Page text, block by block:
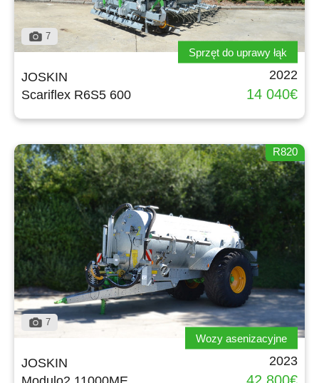
Svenska
中文
Português
Türk
العربية
7
JOSKIN
Scariflex R6S5 600
Sprzęt do uprawy łąk
2022
14 040€
7
R820
JOSKIN
Wozy asenizacyjne
2023